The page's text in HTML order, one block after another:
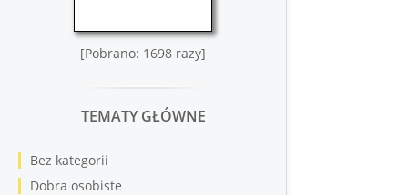
[Pobrano: 1698 razy]
TEMATY GŁÓWNE
Bez kategorii
Dobra osobiste